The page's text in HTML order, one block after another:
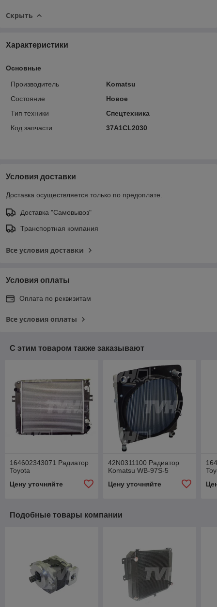
Скрыть
Характеристики
Основные
Производитель
Komatsu
Состояние
Новое
Тип техники
Спецтехника
Код запчасти
37A1CL2030
Условия доставки
Доставка осуществляется только по предоплате.
Доставка "Самовывоз"
Транспортная компания
Все условия доставки
Условия оплаты
Оплата по реквизитам
Все условия оплаты
С этим товаром также заказывают
164602343071 Радиатор
Toyota
Цену уточняйте
42N0311100 Радиатор
Komatsu WB-97S-5
Цену уточняйте
Подобные товары компании